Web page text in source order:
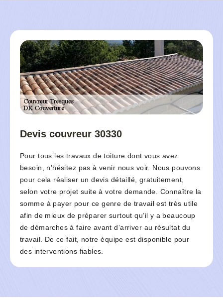
Devis couvreur 30330
Pour tous les travaux de toiture dont vous avez
besoin, n’hésitez pas à venir nous voir. Nous pouvons
pour cela réaliser un devis détaillé, gratuitement,
selon votre projet suite à votre demande. Connaître la
somme à payer pour ce genre de travail est très utile
afin de mieux de préparer surtout qu’il y a beaucoup
de démarches à faire avant d’arriver au résultat du
travail. De ce fait, notre équipe est disponible pour
des interventions fiables.